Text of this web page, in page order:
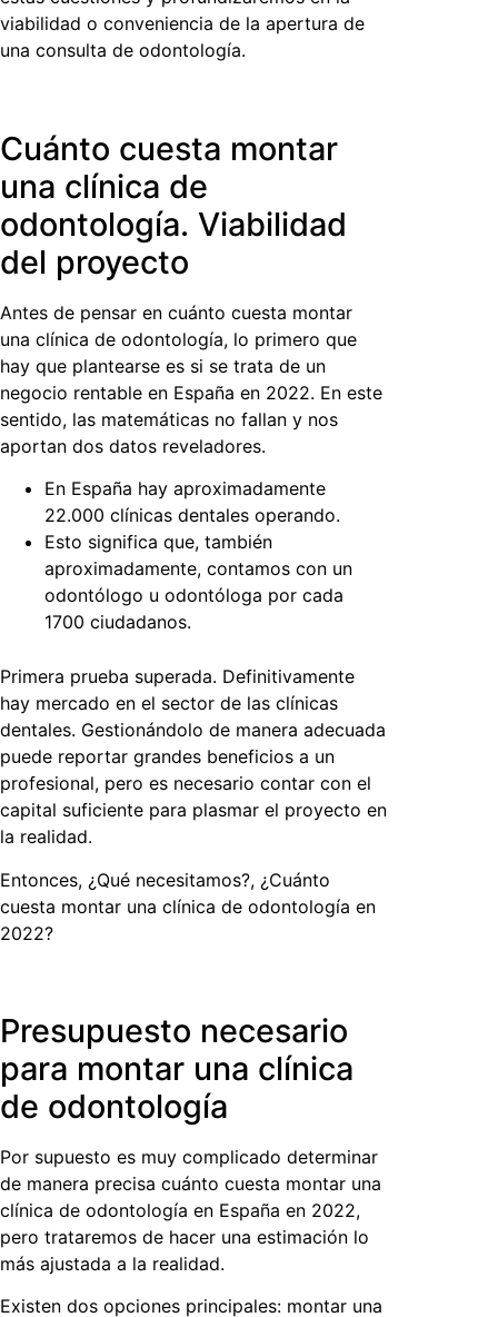
viabilidad o conveniencia de la apertura de
una consulta de odontología.
Cuánto cuesta montar
una clínica de
odontología. Viabilidad
del proyecto
Antes de pensar en cuánto cuesta montar
una clínica de odontología, lo primero que
hay que plantearse es si se trata de un
negocio rentable en España en 2022. En este
sentido, las matemáticas no fallan y nos
aportan dos datos reveladores.
En España hay aproximadamente
22.000 clínicas dentales operando.
Esto significa que, también
aproximadamente, contamos con un
odontólogo u odontóloga por cada
1700 ciudadanos.
Primera prueba superada. Definitivamente
hay mercado en el sector de las clínicas
dentales. Gestionándolo de manera adecuada
puede reportar grandes beneficios a un
profesional, pero es necesario contar con el
capital suficiente para plasmar el proyecto en
la realidad.
Entonces, ¿Qué necesitamos?, ¿Cuánto
cuesta montar una clínica de odontología en
2022?
Presupuesto necesario
para montar una clínica
de odontología
Por supuesto es muy complicado determinar
de manera precisa cuánto cuesta montar una
clínica de odontología en España en 2022,
pero trataremos de hacer una estimación lo
más ajustada a la realidad.
Existen dos opciones principales: montar una